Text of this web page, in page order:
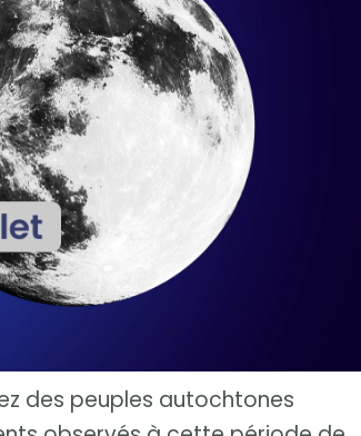
des peuples autochtones